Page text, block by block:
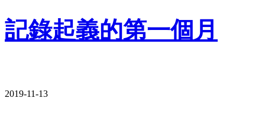
記錄起義的第一個月
2019-11-13